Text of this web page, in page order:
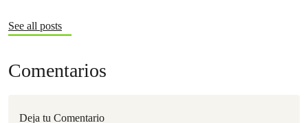
See all posts
Comentarios
Deja tu Comentario